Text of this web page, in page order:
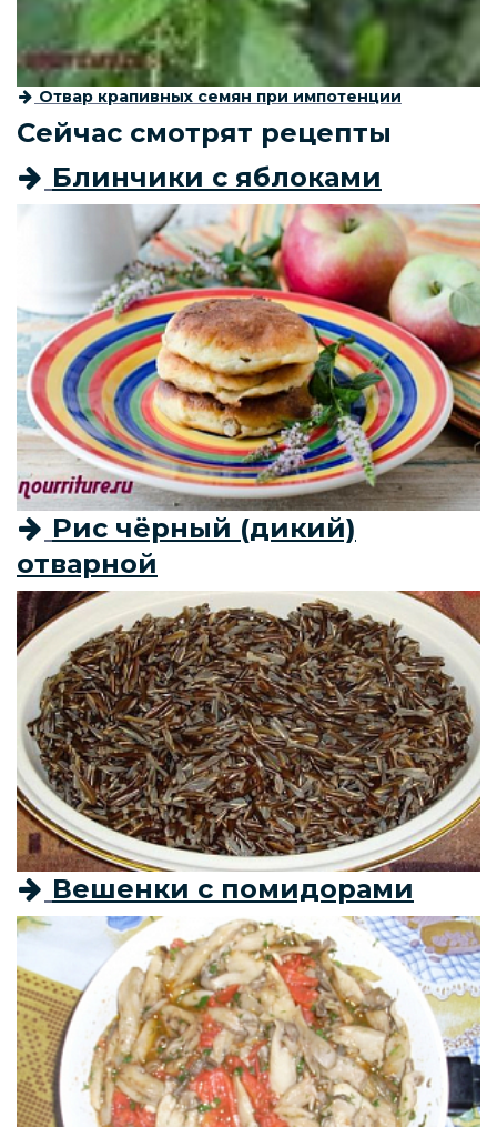
Отвар крапивных семян при импотенции
Сейчас смотрят рецепты
Блинчики с яблоками
Рис чёрный (дикий)
отварной
Вешенки с помидорами